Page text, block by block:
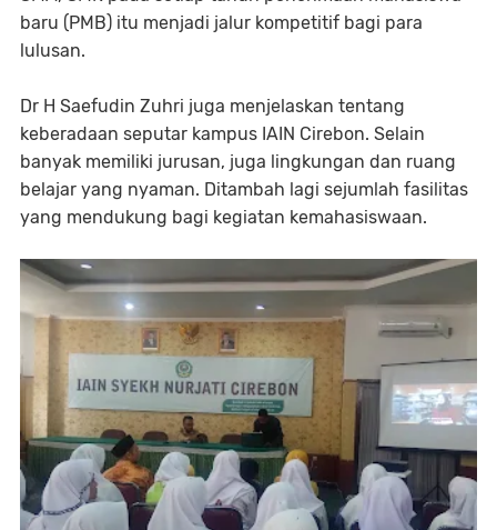
baru (PMB) itu menjadi jalur kompetitif bagi para
lulusan.
Dr H Saefudin Zuhri juga menjelaskan tentang
keberadaan seputar kampus IAIN Cirebon. Selain
banyak memiliki jurusan, juga lingkungan dan ruang
belajar yang nyaman. Ditambah lagi sejumlah fasilitas
yang mendukung bagi kegiatan kemahasiswaan.